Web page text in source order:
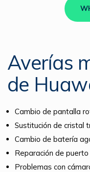
Averías
de
Cambio de pantalla
Sustitución de cristal
Cambio de batería
Reparación de
Problemas con